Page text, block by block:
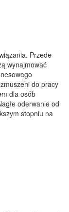
Przede
wynajmować
do pracy
dla osób
oderwanie od
stopniu na